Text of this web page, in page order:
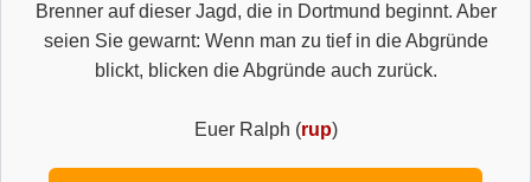
Brenner auf dieser Jagd, die in Dortmund beginnt. Aber
seien Sie gewarnt: Wenn man zu tief in die Abgründe
blickt, blicken die Abgründe auch zurück.
Euer Ralph (rup)